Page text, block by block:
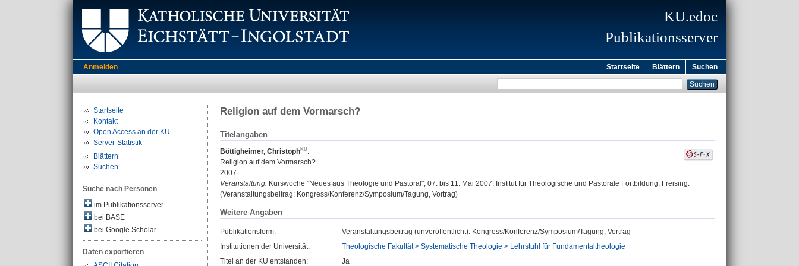
KU.edoc
Publikationsserver
Anmelden Startseite Blättern Suchen
Startseite
Kontakt
Open Access an der KU
Server-Statistik
Blättern
Suchen
Suche nach Personen
im Publikationsserver
bei BASE
bei Google Scholar
Daten exportieren
Religion auf dem Vormarsch?
Titelangaben
Böttigheimer, Christoph
:
Religion auf dem Vormarsch?
2007
Veranstaltung: Kurswoche "Neues aus Theologie und Pastoral", 07. bis 11. Mai 2007, Institut für Theologische und Pastorale Fortbildung, Freising.
(Veranstaltungsbeitrag: Kongress/Konferenz/Symposium/Tagung, Vortrag)
Weitere Angaben
Publikationsform:
Veranstaltungsbeitrag (unveröffentlicht): Kongress/Konferenz/Symposium/Tagung, Vortrag
Institutionen der Universität:
Theologische Fakultät > Systematische Theologie > Lehrstuhl für Fundamentaltheologie
Titel an der KU entstanden:
Ja